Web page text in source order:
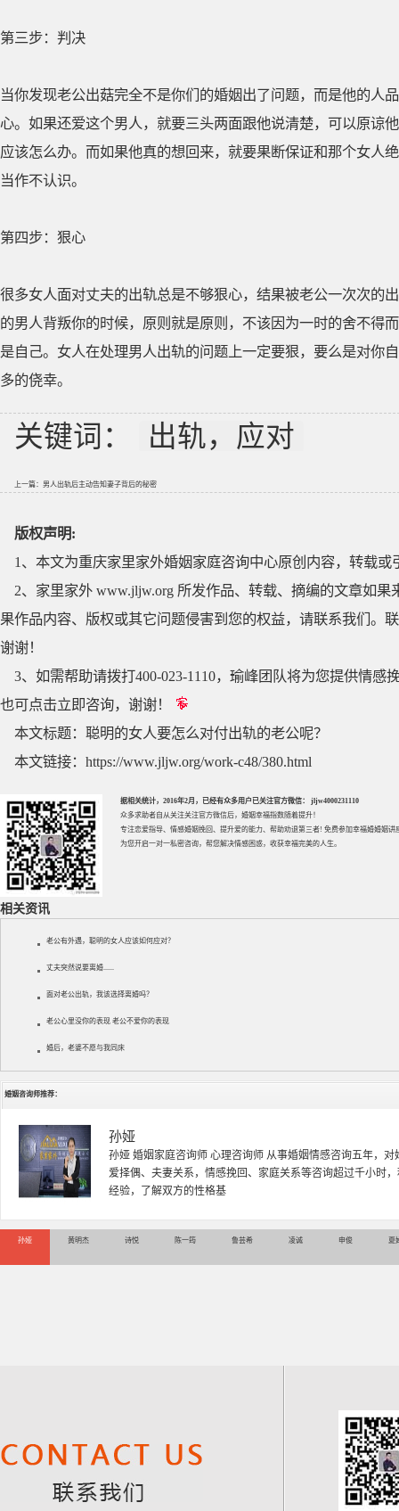
第三步：判决
当你发现老公出菇完全不是你们的婚姻出了问题，而是他的人
心。如果还爱这个男人，就要三头两面跟他说清楚，可以原谅
应该怎么办。而如果他真的想回来，就要果断保证和那个女人
当作不认识。
第四步：狠心
很多女人面对丈夫的出轨总是不够狠心，结果被老公一次次的
的男人背叛你的时候，原则就是原则，不该因为一时的舍不得
是自己。女人在处理男人出轨的问题上一定要狠，要么是对你
多的侥幸。
关键词： 出轨，应对
上一篇： 男人出轨后主动告知妻子背后的秘密
版权声明:
1、本文为重庆家里家外婚姻家庭咨询中心原创内容，转载
2、家里家外 www.jljw.org 所发作品、转载、摘编的文章如
果作品内容、版权或其它问题侵害到您的权益，请联系我们。
谢谢！
3、如需帮助请拨打400-023-1110，瑜峰团队将为您提供情
也可点击立即咨询，谢谢！
本文标题： 聪明的女人要怎么对付出轨的老公呢？
本文链接： https://www.jljw.org/work-c48/380.html
据相关统计，2016年2月，已经有众多用户已关注官方微信： jljw4000231110
众多求助者自从关注关注官方微信后，婚姻幸福指数随着提升！
专注恋爱指导、 情感婚姻挽回 、提升爱的能力、帮助劝退第三者! 免费参加幸福婚婚姻讲
为您开启一对一私密咨询，帮您解决情感困惑，收获幸福完美的人生。
相关资讯
老公有外遇，聪明的女人应该如何应对？
丈夫突然说要离婚......
面对老公出轨，我该选择离婚吗？
老公心里没你的表现 老公不爱你的表现
婚后，老婆不愿与我同床
婚姻咨询师推荐：
黄明杰
黄明杰老师 国家二级心理咨询师 资深情感婚姻导师 婚姻家庭
中医药大学，主修心理学，社会学。新婚夫妻磨合，恋爱问
系调试，夫妻关系平衡调试，
孙娅 黄明杰 诗悦 陈一筠 鲁芸希 凌诚 申俊 夏